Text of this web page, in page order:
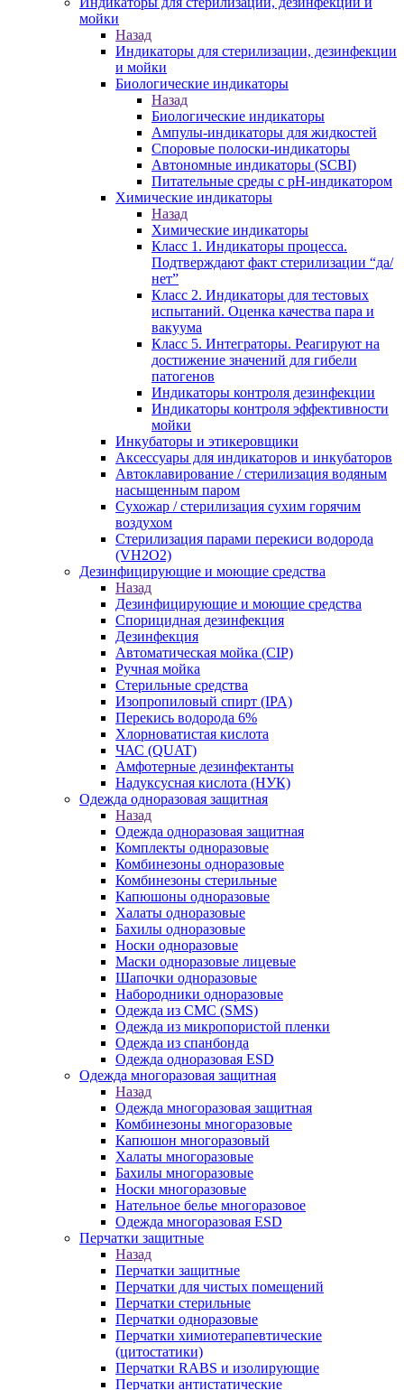
мойки
Назад
Индикаторы для стерилизации, дезинфекции
и мойки
Биологические индикаторы
Назад
Биологические индикаторы
Ампулы-индикаторы для жидкостей
Споровые полоски-индикаторы
Автономные индикаторы (SCBI)
Питательные среды с рН-индикатором
Химические индикаторы
Назад
Химические индикаторы
Класс 1. Индикаторы процесса.
Подтверждают факт стерилизации “да/
нет”
Класс 2. Индикаторы для тестовых
испытаний. Оценка качества пара и
вакуума
Класс 5. Интеграторы. Реагируют на
достижение значений для гибели
патогенов
Индикаторы контроля дезинфекции
Индикаторы контроля эффективности
мойки
Инкубаторы и этикеровщики
Аксессуары для индикаторов и инкубаторов
Автоклавирование / стерилизация водяным
насыщенным паром
Сухожар / стерилизация сухим горячим
воздухом
Стерилизация парами перекиси водорода
(VH2O2)
Дезинфицирующие и моющие средства
Назад
Дезинфицирующие и моющие средства
Спорицидная дезинфекция
Дезинфекция
Автоматическая мойка (CIP)
Ручная мойка
Стерильные средства
Изопропиловый спирт (IPA)
Перекись водорода 6%
Хлорноватистая кислота
ЧАС (QUAT)
Амфотерные дезинфектанты
Надуксусная кислота (НУК)
Одежда одноразовая защитная
Назад
Одежда одноразовая защитная
Комплекты одноразовые
Комбинезоны одноразовые
Комбинезоны стерильные
Капюшоны одноразовые
Халаты одноразовые
Бахилы одноразовые
Носки одноразовые
Маски одноразовые лицевые
Шапочки одноразовые
Набородники одноразовые
Одежда из СМС (SMS)
Одежда из микропористой пленки
Одежда из спанбонда
Одежда одноразовая ESD
Одежда многоразовая защитная
Назад
Одежда многоразовая защитная
Комбинезоны многоразовые
Капюшон многоразовый
Халаты многоразовые
Бахилы многоразовые
Носки многоразовые
Нательное белье многоразовое
Одежда многоразовая ESD
Перчатки защитные
Назад
Перчатки защитные
Перчатки для чистых помещений
Перчатки стерильные
Перчатки одноразовые
Перчатки химиотерапевтические
(цитостатики)
Перчатки RABS и изолирующие
Перчатки антистатические